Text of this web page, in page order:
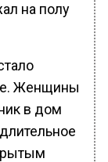
на полу
Женщины
в дом